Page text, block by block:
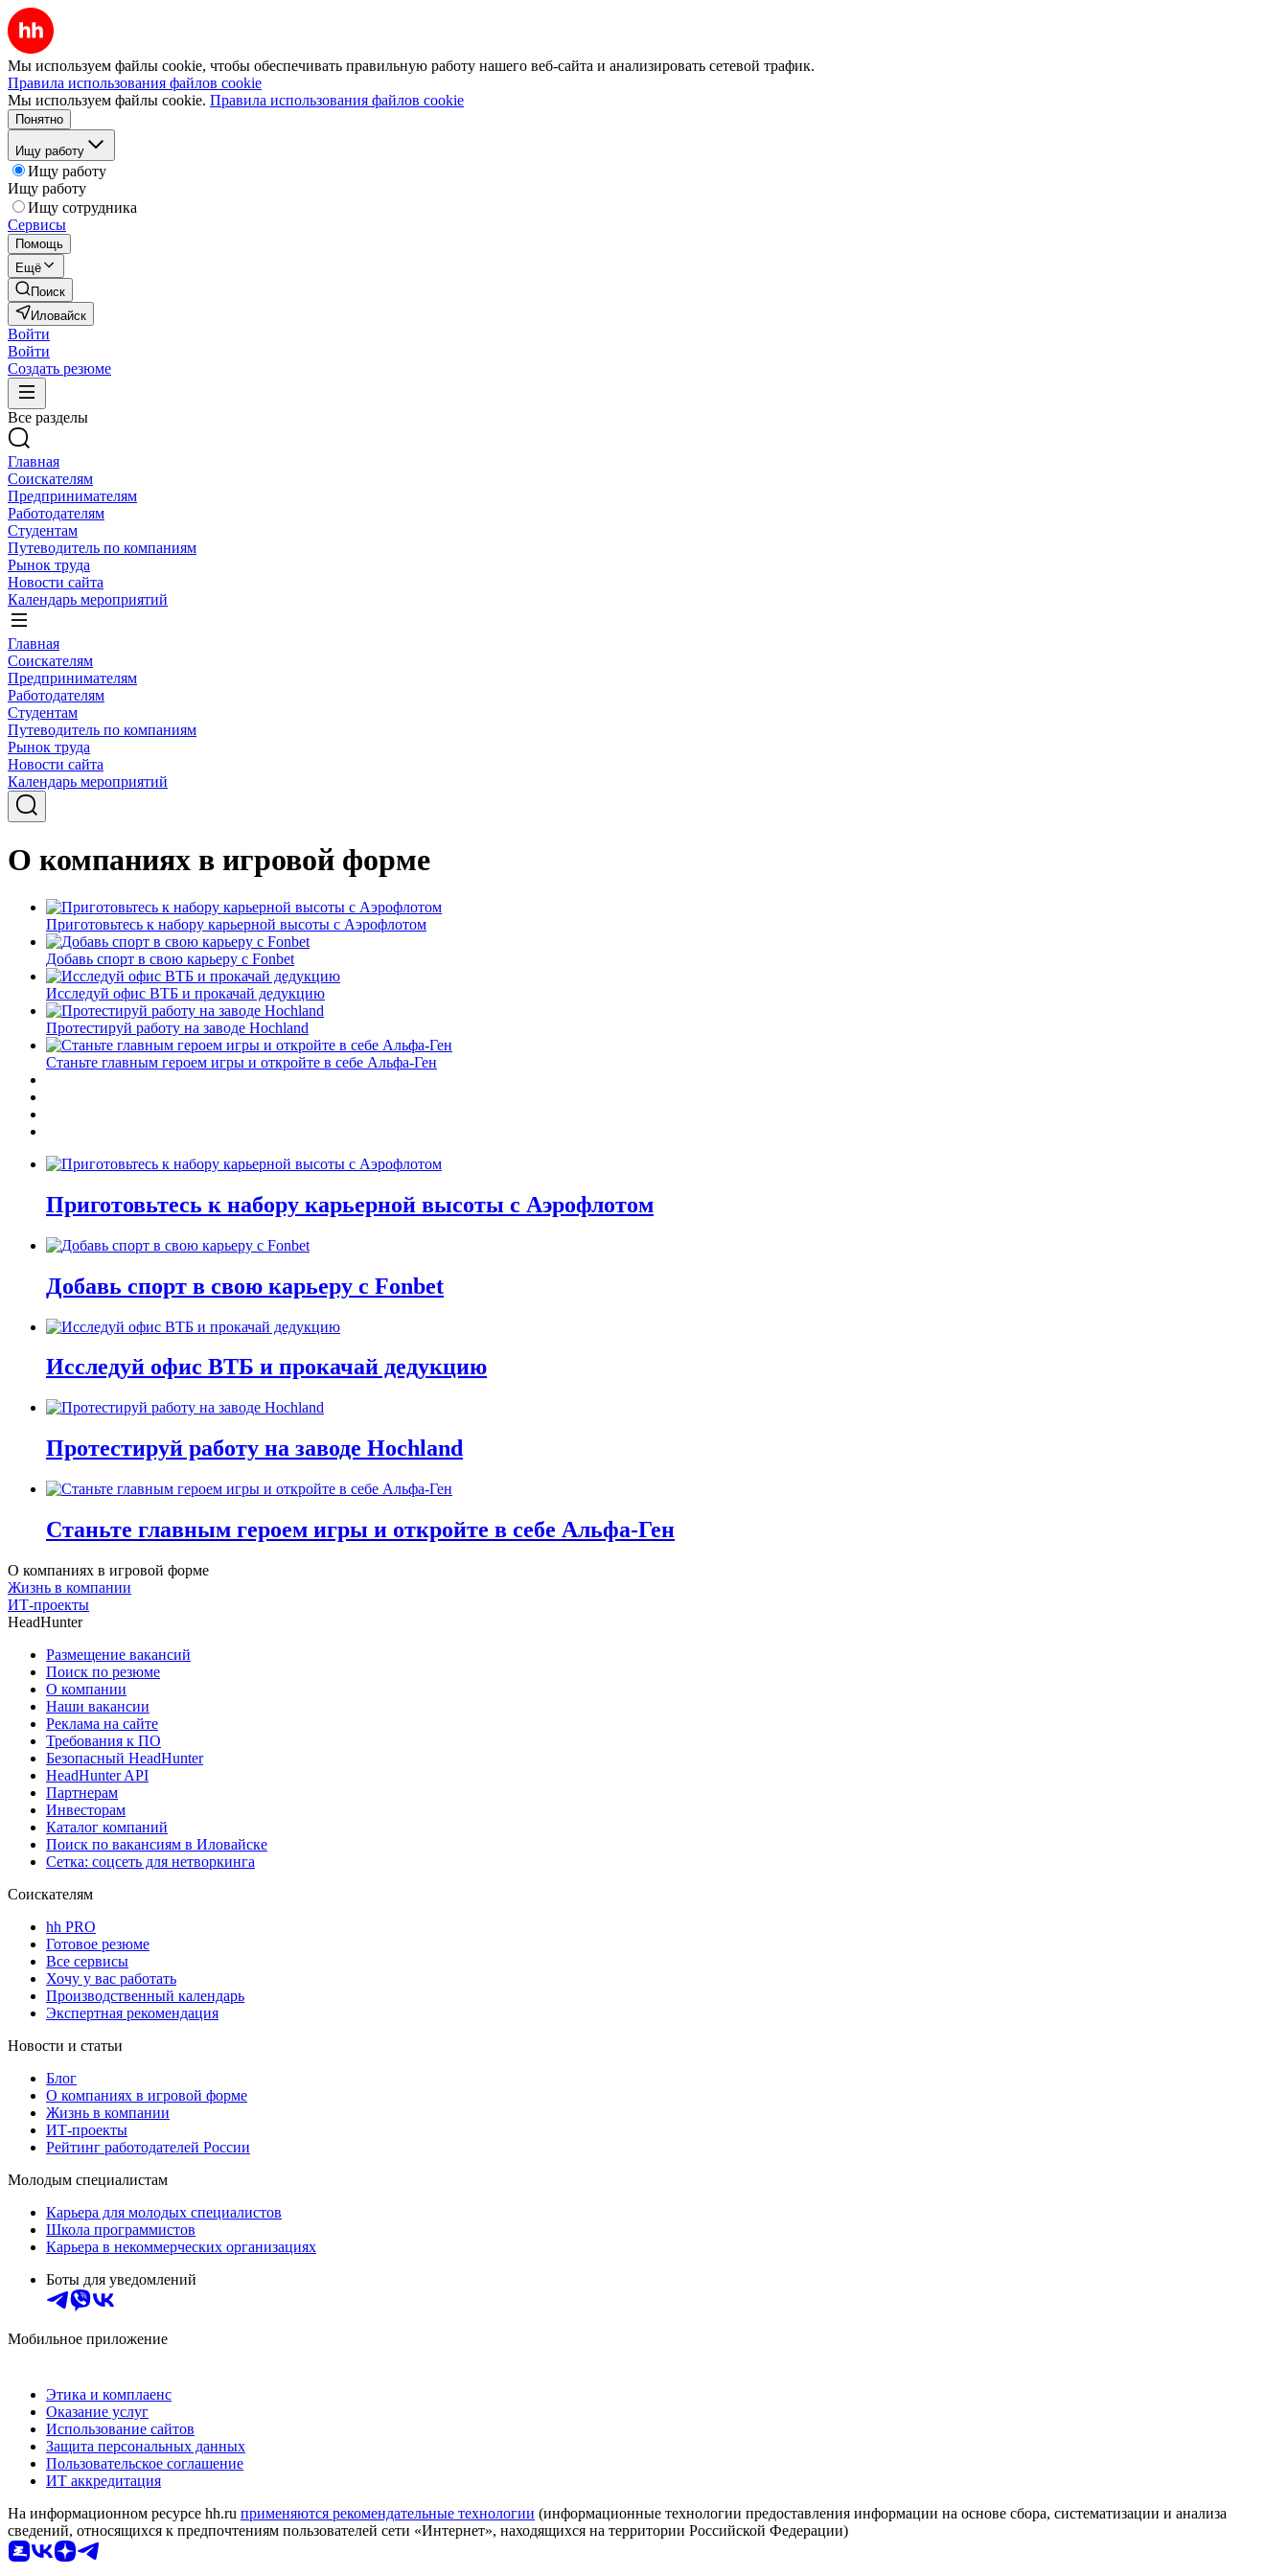
Мы используем файлы cookie, чтобы обеспечивать правильную работу нашего веб-сайта и анализировать сетевой трафик.
Правила использования файлов cookie
Мы используем файлы cookie. Правила использования файлов cookie
Понятно
Ищу работу
Ищу работу
Ищу работу
Ищу сотрудника
Сервисы
Помощь
Ещё
Поиск
Иловайск
Войти
Войти
Создать резюме
Все разделы
Главная
Соискателям
Предпринимателям
Работодателям
Студентам
Путеводитель по компаниям
Рынок труда
Новости сайта
Календарь мероприятий
Главная
Соискателям
Предпринимателям
Работодателям
Студентам
Путеводитель по компаниям
Рынок труда
Новости сайта
Календарь мероприятий
О компаниях в игровой форме
Приготовьтесь к набору карьерной высоты с Аэрофлотом
Добавь спорт в свою карьеру с Fonbet
Исследуй офис ВТБ и прокачай дедукцию
Протестируй работу на заводе Hochland
Станьте главным героем игры и откройте в себе Альфа-Ген
Приготовьтесь к набору карьерной высоты с Аэрофлотом
Добавь спорт в свою карьеру с Fonbet
Исследуй офис ВТБ и прокачай дедукцию
Протестируй работу на заводе Hochland
Станьте главным героем игры и откройте в себе Альфа-Ген
О компаниях в игровой форме
Жизнь в компании
ИТ-проекты
HeadHunter
Размещение вакансий
Поиск по резюме
О компании
Наши вакансии
Реклама на сайте
Требования к ПО
Безопасный HeadHunter
HeadHunter API
Партнерам
Инвесторам
Каталог компаний
Поиск по вакансиям в Иловайске
Сетка: соцсеть для нетворкинга
Соискателям
hh PRO
Готовое резюме
Все сервисы
Хочу у вас работать
Производственный календарь
Экспертная рекомендация
Новости и статьи
Блог
О компаниях в игровой форме
Жизнь в компании
ИТ-проекты
Рейтинг работодателей России
Молодым специалистам
Карьера для молодых специалистов
Школа программистов
Карьера в некоммерческих организациях
Боты для уведомлений
Мобильное приложение
Этика и комплаенс
Оказание услуг
Использование сайтов
Защита персональных данных
Пользовательское соглашение
ИТ аккредитация
На информационном ресурсе hh.ru применяются рекомендательные технологии (информационные технологии предоставления информации на основе сбора, систематизации и анализа
сведений, относящихся к предпочтениям пользователей сети «Интернет», находящихся на территории Российской Федерации)